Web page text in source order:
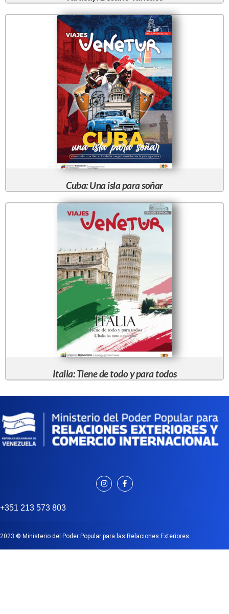
Cuba: Una isla para soñar
Italia: Tiene de todo y para todos
+351 213 573 803
2023 © Ministerio del Poder Popular para las Relaciones Exteriores